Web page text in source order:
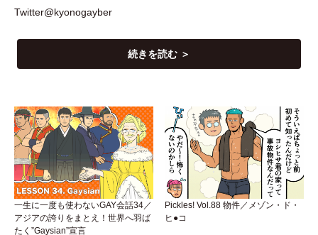
Twitter@kyonogayber
続きを読む ＞
一生に一度も使わないGAY会話34／
アジアの誇りをまとえ！世界へ羽ば
たく”Gaysian”宣言
Pickles! Vol.88 物件／メゾン・ド・
ヒ●コ